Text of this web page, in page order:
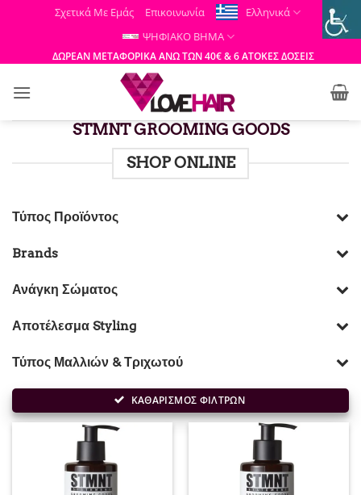
Μετάβαση
περιεχόμενο
Σχετικά Με Εμάς Επικοινωνία
Ελληνικά
ΨΗΦΙΑΚΟ ΒΗΜΑ
ΔΩΡΕΑΝ ΜΕΤΑΦΟΡΙΚΑ ΑΝΩ ΤΩΝ 40€ & 6 ΑΤΟΚΕΣ ΔΟΣΕΙΣ
STMNT GROOMING GOODS
SHOP ONLINE
Τύπος Προϊόντος
Brands
Ανάγκη Σώματος
Αποτέλεσμα Styling
Τύπος Μαλλιών & Τριχωτού
ΚΑΘΑΡΙΣΜΟΣ ΦΙΛΤΡΩΝ